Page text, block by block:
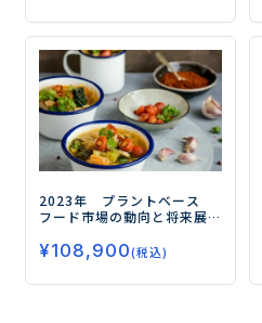
2023年 プラントベース
フード市場の動向と将来展
能性を分析ー
¥108,900(税込)